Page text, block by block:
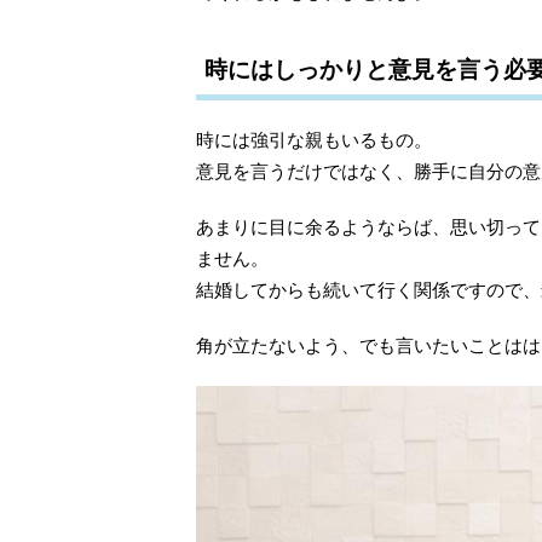
時にはしっかりと意見を言う必
時には強引な親もいるもの。
意見を言うだけではなく、勝手に自分の
あまりに目に余るようならば、思い切っ
ません。
結婚してからも続いて行く関係ですので
角が立たないよう、でも言いたいことは